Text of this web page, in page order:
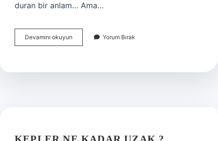
duran bir anlam… Ama…
Devamını okuyun
anlama
Yorum Bırak